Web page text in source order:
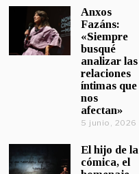
Anxos
Fazáns:
«Siempre
busqué
analizar las
relaciones
íntimas que
nos
afectan»
5 junio, 2026
El hijo de la
cómica, el